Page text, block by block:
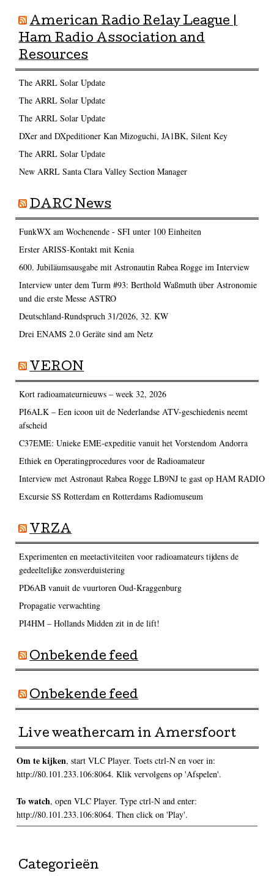
American Radio Relay League |
Ham Radio Association and
Resources
The ARRL Solar Update
The ARRL Solar Update
The ARRL Solar Update
DXer and DXpeditioner Kan Mizoguchi, JA1BK, Silent Key
The ARRL Solar Update
New ARRL Santa Clara Valley Section Manager
DARC News
FunkWX am Wochenende - SFI unter 100 Einheiten
Erster ARISS-Kontakt mit Kenia
600. Jubiläumsausgabe mit Astronautin Rabea Rogge im Interview
Interview unter dem Turm #93: Berthold Waßmuth über Astronomie
und die erste Messe ASTRO
Deutschland-Rundspruch 31/2026, 32. KW
Drei ENAMS 2.0 Geräte sind am Netz
VERON
Kort radioamateurnieuws – week 32, 2026
PI6ALK – Een icoon uit de Nederlandse ATV-geschiedenis neemt
afscheid
C37EME: Unieke EME-expeditie vanuit het Vorstendom Andorra
Ethiek en Operatingprocedures voor de Radioamateur
Interview met Astronaut Rabea Rogge LB9NJ te gast op HAM RADIO
Excursie SS Rotterdam en Rotterdams Radiomuseum
VRZA
Experimenten en meetactiviteiten voor radioamateurs tijdens de
gedeeltelijke zonsverduistering
PD6AB vanuit de vuurtoren Oud-Kraggenburg
Propagatie verwachting
PI4HM – Hollands Midden zit in de lift!
Onbekende feed
Onbekende feed
Live weathercam in Amersfoort
Om te kijken, start VLC Player. Toets ctrl-N en voer in:
http://80.101.233.106:8064. Klik vervolgens op 'Afspelen'.
To watch, open VLC Player. Type ctrl-N and enter:
http://80.101.233.106:8064. Then click on 'Play'.
Categorieën